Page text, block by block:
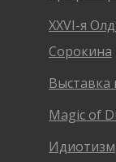
XXVI-я
Сорокина
Выставка
Magic of
Идиотизм